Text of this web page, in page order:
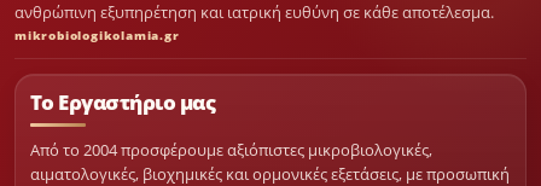
ανθρώπινη εξυπηρέτηση και ιατρική ευθύνη σε κάθε αποτέλεσμα.
mikrobiologikolamia.gr
Το Εργαστήριο μας
Από το 2004 προσφέρουμε αξιόπιστες μικροβιολογικές,
αιματολογικές, βιοχημικές και ορμονικές εξετάσεις, με προσωπική